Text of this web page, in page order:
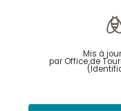
Mis à
par Office de